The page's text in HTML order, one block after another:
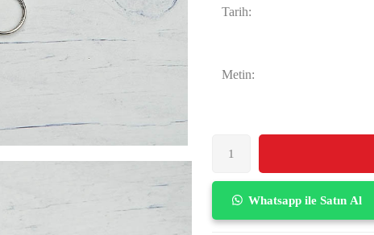
Tarih:
Metin:
Whatsapp ile Satın Al